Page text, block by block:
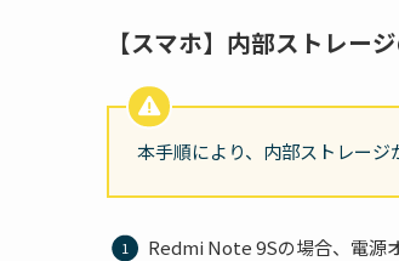
【スマホ】内部ストレー
本手順により、内部ストレージ
Redmi Note 9Sの場合、電源